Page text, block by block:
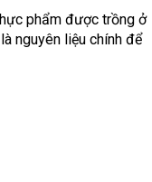
phẩm được trồng ở
nguyên liệu chính để